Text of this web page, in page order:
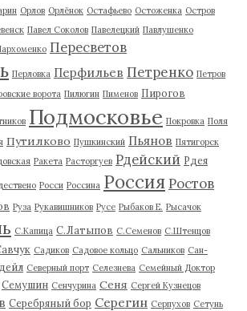
Орлов Орлёнок Остафьево Остоженка Остров
Павел Соколов Павелецкий Павлушенко
Пересветов
Перловка Перфильев Петренко Петров
ворота Пилюгин Пименов Пирогов
Подмосковье Покровка Поля
Путилково Пушкинский Пьянов Пятигорск
Ракета Расторгуев Рдейский Рдея
Росси Россина Россия Ростов
Руза Рукавишников Русе Рыбаков Е. Рысачок
С.Капица С.Латыпов С.Семенов С.Штенцов
Садиков Садовое кольцо Сальников Сан-
Северный порт Селезнева Семейный Доктор
Семушин Сенчурина Сеня Сергей Кузнецов
Серебряный бор Серегин Серпухов Сетунь